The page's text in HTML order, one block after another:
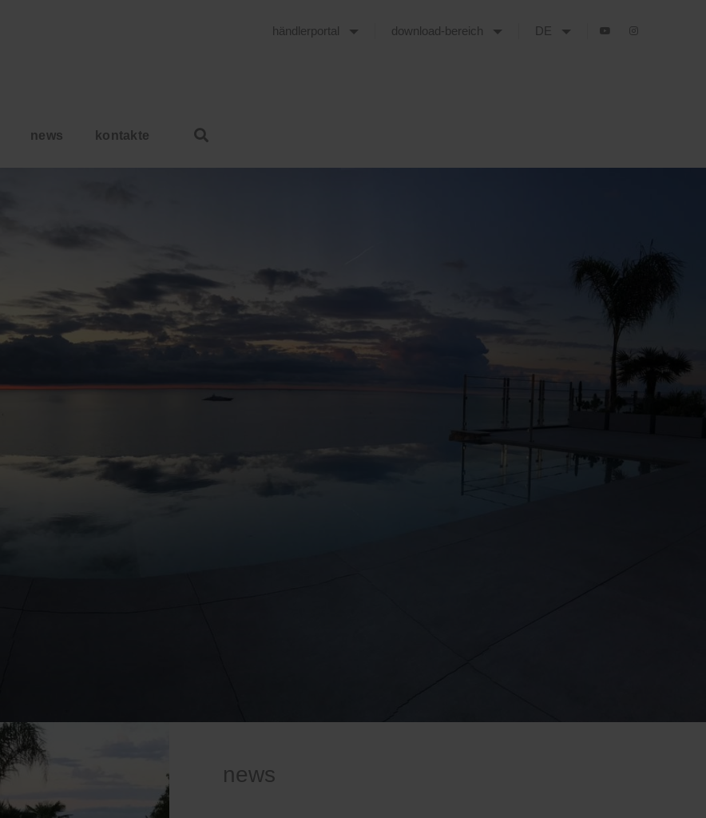
händlerportal download-bereich DE
news kontakte
news